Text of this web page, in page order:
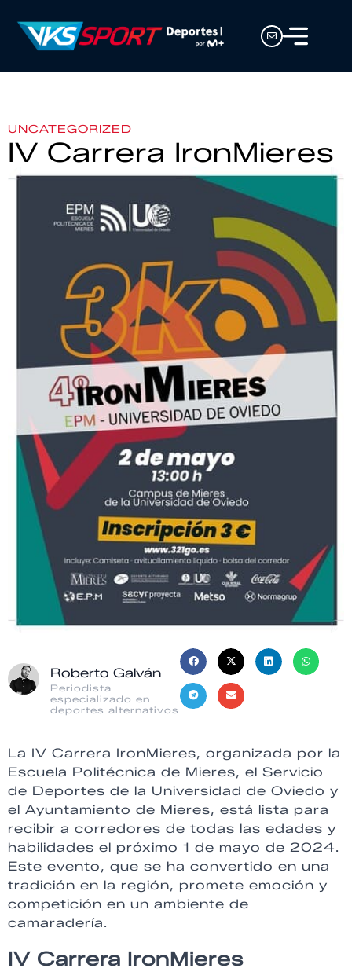
UNCATEGORIZED
IV Carrera IronMieres
Roberto Galván
Periodista
especializado en
deportes alternativos
La IV Carrera IronMieres, organizada por la
Escuela Politécnica de Mieres, el Servicio
de Deportes de la Universidad de Oviedo y
el Ayuntamiento de Mieres, está lista para
recibir a corredores de todas las edades y
habilidades el próximo 1 de mayo de 2024.
Este evento, que se ha convertido en una
tradición en la región, promete emoción y
competición en un ambiente de
camaradería.
IV Carrera IronMieres